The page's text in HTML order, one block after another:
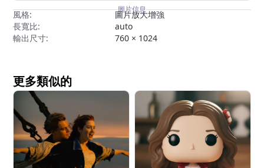
圖片信息
風格:
圖片放大增強
長寬比:
auto
輸出尺寸:
760 × 1024
更多類似的